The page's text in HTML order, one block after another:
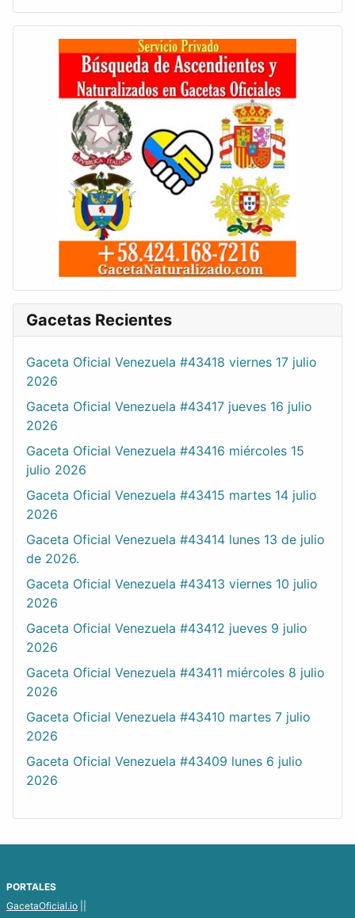
Gacetas Recientes
Gaceta Oficial Venezuela #43418 viernes 17 julio
2026
Gaceta Oficial Venezuela #43417 jueves 16 julio
2026
Gaceta Oficial Venezuela #43416 miércoles 15
julio 2026
Gaceta Oficial Venezuela #43415 martes 14 julio
2026
Gaceta Oficial Venezuela #43414 lunes 13 de julio
de 2026.
Gaceta Oficial Venezuela #43413 viernes 10 julio
2026
Gaceta Oficial Venezuela #43412 jueves 9 julio
2026
Gaceta Oficial Venezuela #43411 miércoles 8 julio
2026
Gaceta Oficial Venezuela #43410 martes 7 julio
2026
Gaceta Oficial Venezuela #43409 lunes 6 julio
2026
PORTALES
GacetaOficial.io